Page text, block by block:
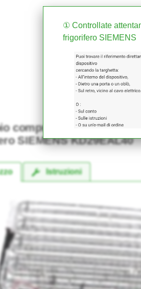
compressore compatibile
SIEMENS KD29EAL40
Istruzioni
① Controllate
frigorifero SIEMENS